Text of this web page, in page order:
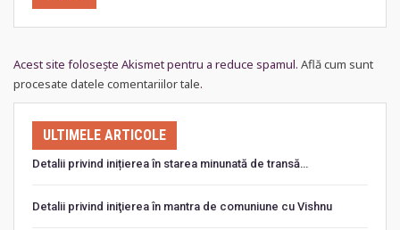
Acest site folosește Akismet pentru a reduce spamul. Află cum sunt
procesate datele comentariilor tale.
ULTIMELE ARTICOLE
Detalii privind inițierea în starea minunată de transă…
Detalii privind iniţierea în mantra de comuniune cu Vishnu